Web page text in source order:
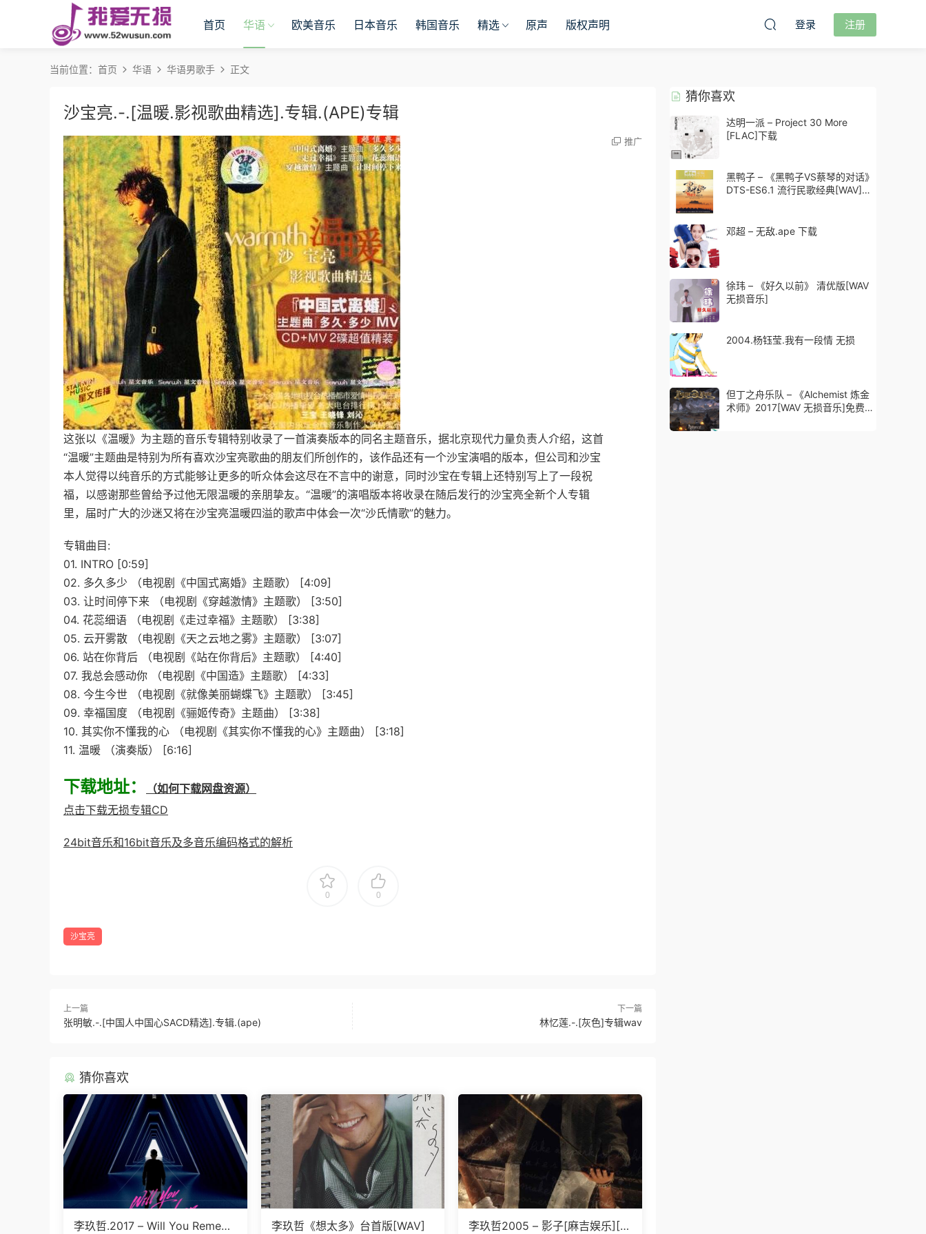
首页 华语 欧美音乐 日本音乐 韩国音乐 精选 原声 版权声明 登录 注册
当前位置： 首页 华语 华语男歌手 正文
沙宝亮.-.[温暖.影视歌曲精选].专辑.(APE)专辑
推广
这张以《温暖》为主题的音乐专辑特别收录了一首演奏版本的同名主题音乐，据北京现代力量负责人介绍，这首
“温暖”主题曲是特别为所有喜欢沙宝亮歌曲的朋友们所创作的，该作品还有一个沙宝演唱的版本，但公司和沙宝
本人觉得以纯音乐的方式能够让更多的听众体会这尽在不言中的谢意，同时沙宝在专辑上还特别写上了一段祝
福，以感谢那些曾给予过他无限温暖的亲朋挚友。“温暖”的演唱版本将收录在随后发行的沙宝亮全新个人专辑
里，届时广大的沙迷又将在沙宝亮温暖四溢的歌声中体会一次“沙氏情歌”的魅力。
专辑曲目:
01. INTRO [0:59]
02. 多久多少 （电视剧《中国式离婚》主题歌） [4:09]
03. 让时间停下来 （电视剧《穿越激情》主题歌） [3:50]
04. 花蕊细语 （电视剧《走过幸福》主题歌） [3:38]
05. 云开雾散 （电视剧《天之云地之雾》主题歌） [3:07]
06. 站在你背后 （电视剧《站在你背后》主题歌） [4:40]
07. 我总会感动你 （电视剧《中国造》主题歌） [4:33]
08. 今生今世 （电视剧《就像美丽蝴蝶飞》主题歌） [3:45]
09. 幸福国度 （电视剧《骊姬传奇》主题曲） [3:38]
10. 其实你不懂我的心 （电视剧《其实你不懂我的心》主题曲） [3:18]
11. 温暖 （演奏版） [6:16]
下载地址：
（如何下载网盘资源）
点击下载无损专辑CD
24bit音乐和16bit音乐及多音乐编码格式的解析
0 0
沙宝亮
上一篇
张明敏.-.[中国人中国心SACD精选].专辑.(ape)
下一篇
林忆莲.-.[灰色]专辑wav
猜你喜欢
李玖哲.2017 – Will You Remem
李玖哲《想太多》台首版[WAV]
李玖哲2005 – 影子[麻吉娱乐][W
猜你喜欢
达明一派 – Project 30 More
[FLAC]下载
黑鸭子 – 《黑鸭子VS蔡琴的对话》
DTS-ES6.1 流行民歌经典[WAV]下
邓超 – 无敌.ape 下载
徐玮 – 《好久以前》 清优版[WAV
无损音乐]
2004.杨钰莹.我有一段情 无损
但丁之舟乐队 – 《Alchemist 炼金
术师》2017[WAV 无损音乐]免费下